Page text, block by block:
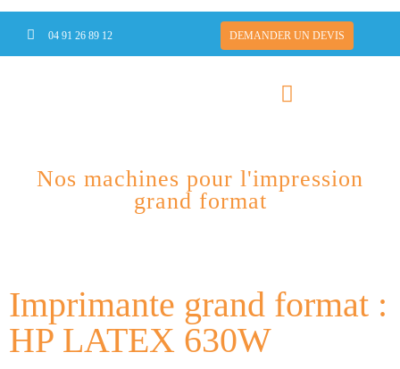
04 91 26 89 12 DEMANDER UN DEVIS
Nos machines d’impression grand
format
Nos machines pour l'impression
grand format
Imprimante grand format :
HP LATEX 630W